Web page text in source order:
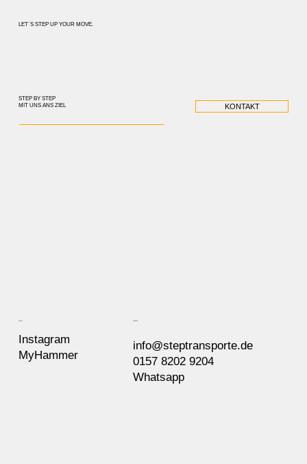
LET`S STEP UP YOUR MOVE.
KONTAKT
STEP BY STEP
MIT UNS ANS ZIEL
info@steptransporte.de
0157 8202 9204
Whatsapp
Social
Instagram
MyHammer